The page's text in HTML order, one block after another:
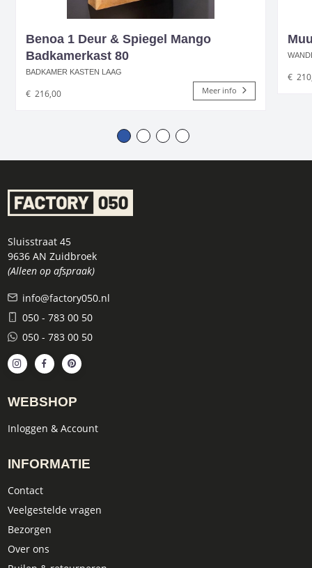
Benoa 1 Deur & Spiegel Mango
Badkamerkast 80
BADKAMER KASTEN LAAG
€ 216,00 Meer info
€
Sluisstraat 45
9636 AN Zuidbroek
(Alleen op afspraak)
info@factory050.nl
050 - 783 00 50
050 - 783 00 50
WEBSHOP
Inloggen & Account
INFORMATIE
Contact
Veelgestelde vragen
Bezorgen
Over ons